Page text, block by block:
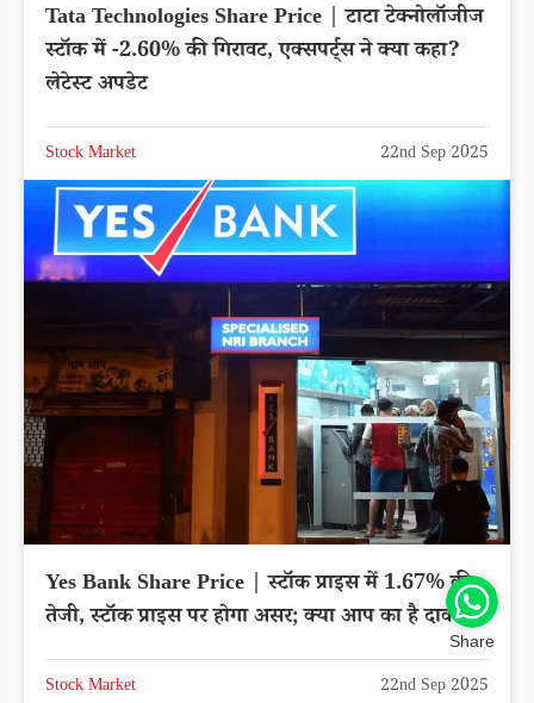
Tata Technologies Share Price | टाटा टेक्नोलॉजीज
स्टॉक में -2.60% की गिरावट, एक्सपर्ट्स ने क्या कहा?
लेटेस्ट अपडेट
Stock Market 22nd Sep 2025
Yes Bank Share Price | स्टॉक प्राइस में 1.67% की
तेजी, स्टॉक प्राइस पर होगा असर; क्या आप का है दाव?
Stock Market 22nd Sep 2025
Share